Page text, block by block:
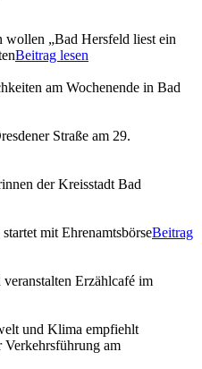
wollen „Bad Hersfeld liest ein
Beitrag lesen
am Wochenende in Bad
Straße am 29.
der Kreisstadt Bad
mit EhrenamtsbörseBeitrag
Erzählcafé im
und Klima empfiehlt
Verkehrsführung am